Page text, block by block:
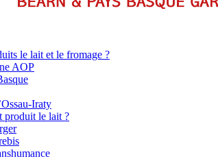
le lait et le fromage ?
AOP
Iraty
produit le lait ?